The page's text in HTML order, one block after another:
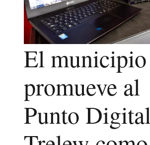
El municipio
promueve al
Punto Digital